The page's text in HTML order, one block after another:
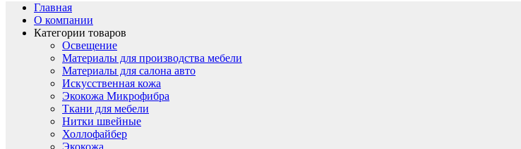
Главная
О компании
Категории товаров
Освещение
Материалы для производства мебели
Материалы для салона авто
Искусственная кожа
Экокожа Микрофибра
Ткани для мебели
Нитки швейные
Холлофайбер
Экокожа